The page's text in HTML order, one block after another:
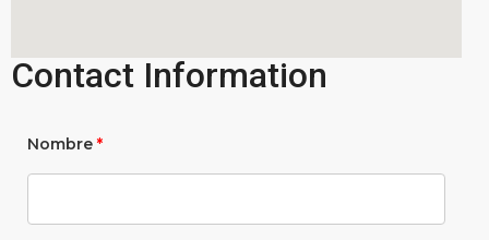
Contact Information
Nombre *